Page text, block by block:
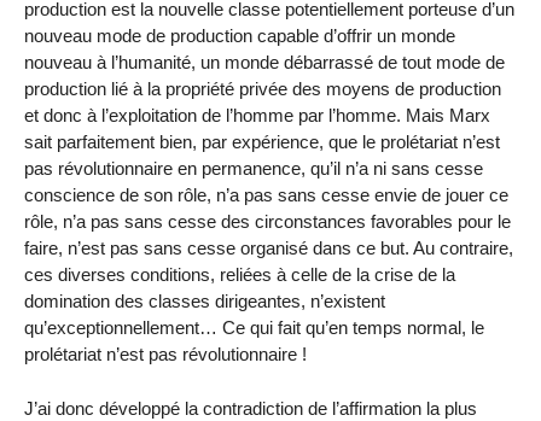
production est la nouvelle classe potentiellement porteuse d’un
nouveau mode de production capable d’offrir un monde
nouveau à l’humanité, un monde débarrassé de tout mode de
production lié à la propriété privée des moyens de production
et donc à l’exploitation de l’homme par l’homme. Mais Marx
sait parfaitement bien, par expérience, que le prolétariat n’est
pas révolutionnaire en permanence, qu’il n’a ni sans cesse
conscience de son rôle, n’a pas sans cesse envie de jouer ce
rôle, n’a pas sans cesse des circonstances favorables pour le
faire, n’est pas sans cesse organisé dans ce but. Au contraire,
ces diverses conditions, reliées à celle de la crise de la
domination des classes dirigeantes, n’existent
qu’exceptionnellement… Ce qui fait qu’en temps normal, le
prolétariat n’est pas révolutionnaire !
J’ai donc développé la contradiction de l’affirmation la plus